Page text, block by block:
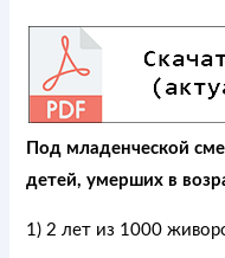
Под младенческой
детей, умерших в
1) 2 лет из 1000